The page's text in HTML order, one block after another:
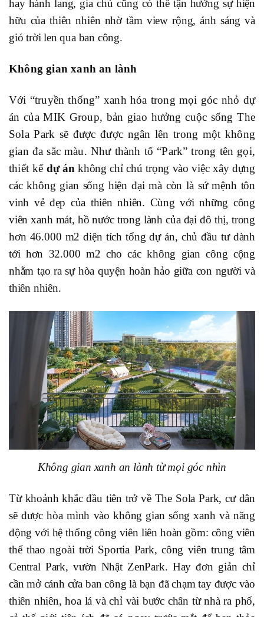
hay hành lang, gia chủ cũng có thể tận hưởng sự hiện
hữu của thiên nhiên nhờ tầm view rộng, ánh sáng và
gió trời len qua ban công.
Không gian xanh an lành
Với “truyền thống” xanh hóa trong mọi góc nhỏ dự
án của MIK Group, bản giao hưởng cuộc sống The
Sola Park sẽ được được ngân lên trong một không
gian đa sắc màu. Như thành tố “Park” trong tên gọi,
thiết kếdự ánkhông chỉ chú trọng vào việc xây dựng
các không gian sống hiện đại mà còn là sứ mệnh tôn
vinh vẻ đẹp của thiên nhiên. Cùng với những công
viên xanh mát, hồ nước trong lành của đại đô thị, trong
hơn 46.000 m2 diện tích tổng dự án, chủ đầu tư dành
tới hơn 32.000 m2 cho các không gian công cộng
nhằm tạo ra sự hòa quyện hoàn hảo giữa con người và
thiên nhiên.
Không gian xanh an lành từ mọi góc nhìn
Từ khoảnh khắc đầu tiên trở về The Sola Park, cư dân
sẽ được hòa mình vào không gian sống xanh và năng
động với hệ thống công viên liên hoàn gồm: công viên
thể thao ngoài trời Sportia Park, công viên trung tâm
Central Park, vườn Nhật ZenPark. Hay đơn giản chỉ
cần mở cánh cửa ban công là bạn đã chạm tay được vào
thiên nhiên, hoa lá và chỉ vài bước chân từ nhà ra phố,